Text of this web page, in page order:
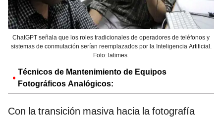
ChatGPT señala que los roles tradicionales de operadores de teléfonos y
sistemas de conmutación serían reemplazados por la Inteligencia Artificial.
Foto: latimes.
Técnicos de Mantenimiento de Equipos
Fotográficos Analógicos:
Con la transición masiva hacia la fotografía